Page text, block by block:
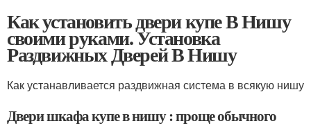
Как установить двери купе В Нишу
своими руками. Установка
Раздвижных Дверей В Нишу
Как устанавливается раздвижная система в всякую нишу
Двери шкафа купе в нишу : проще обычного